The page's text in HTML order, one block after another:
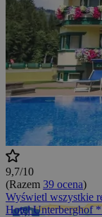
9,7/10
(Razem 39 ocena)
Wyświetl wszystkie
Hotel Unterberghof